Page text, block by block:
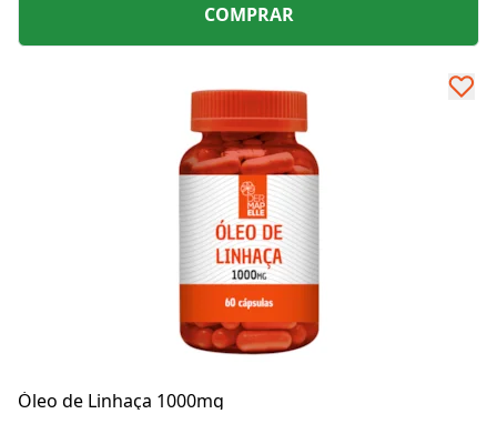
COMPRAR
Óleo de Linhaça 1000mg